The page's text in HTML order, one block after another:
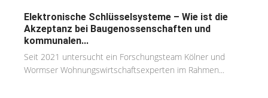
Elektronische Schlüsselsysteme – Wie ist die
Akzeptanz bei Baugenossenschaften und
kommunalen...
Seit 2021 untersucht ein Forschungsteam Kölner und
Wormser Wohnungswirtschaftsexperten im Rahmen...